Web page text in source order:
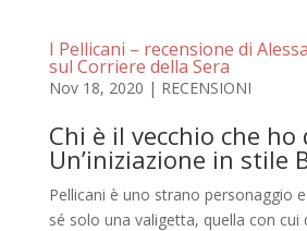
I Pellicani – recensione di
sul Corriere della Sera
Nov 18, 2020 | RECENSIONI
Chi è il vecchio che ho
Un’iniziazione in stile
Pellicani è uno strano personaggio
sé solo una valigetta, quella con cui